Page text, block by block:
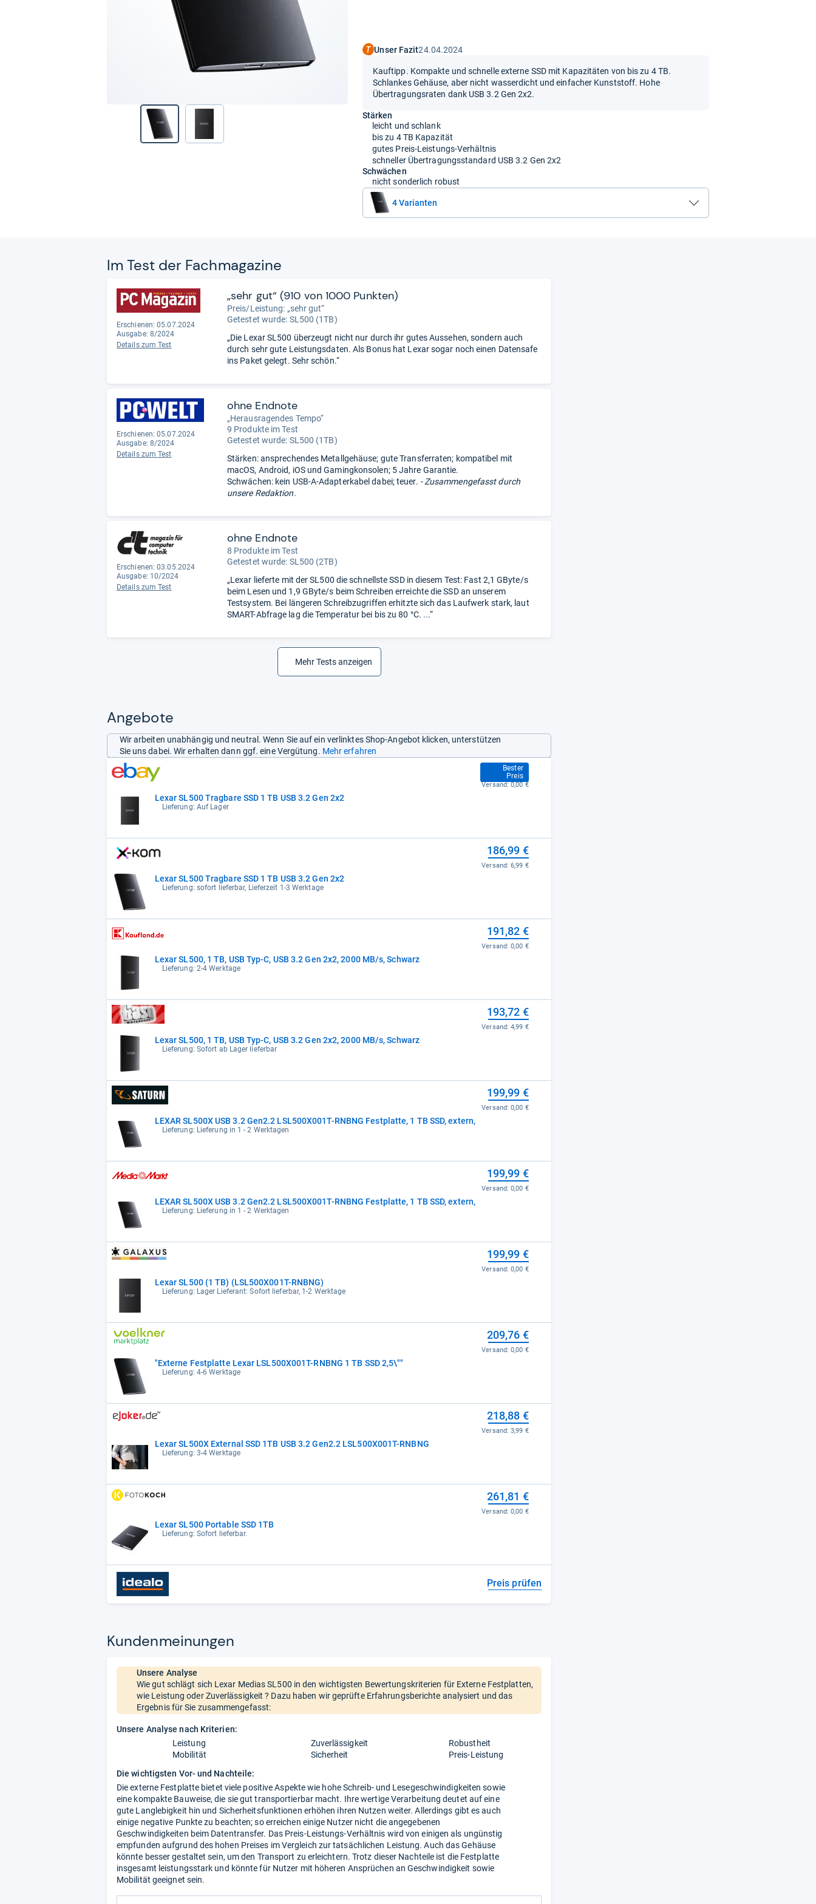
Unser Fazit24.04.2024
Kauftipp. Kompakte und schnelle externe SSD mit Kapazitäten von bis zu 4 TB.
Schlankes Gehäuse, aber nicht wasserdicht und einfacher Kunststoff. Hohe
Übertragungsraten dank USB 3.2 Gen 2x2.
Stärken
leicht und schlank
bis zu 4 TB Kapazität
gutes Preis-Leistungs-Verhältnis
schneller Übertragungsstandard USB 3.2 Gen 2x2
Schwächen
nicht sonderlich robust
4 Varianten
Im Test der Fach­ma­ga­zine
Erschienen: 05.07.2024
Ausgabe: 8/2024
Details zum Test
„sehr gut“ (910 von 1000 Punkten)
Preis/Leistung: „sehr gut“
Getestet wurde: SL500 (1TB)
„Die Lexar SL500 überzeugt nicht nur durch ihr gutes Aussehen, sondern auch
durch sehr gute Leistungsdaten. Als Bonus hat Lexar sogar noch einen Datensafe
ins Paket gelegt. Sehr schön.“
Erschienen: 05.07.2024
Ausgabe: 8/2024
Details zum Test
ohne Endnote
„Herausragendes Tempo“
9 Produkte im Test
Getestet wurde: SL500 (1TB)
Stärken: ansprechendes Metallgehäuse; gute Transferraten; kompatibel mit
macOS, Android, iOS und Gamingkonsolen; 5 Jahre Garantie.
Schwächen: kein USB-A-Adapterkabel dabei; teuer. - Zusammengefasst durch
unsere Redaktion.
Erschienen: 03.05.2024
Ausgabe: 10/2024
Details zum Test
ohne Endnote
8 Produkte im Test
Getestet wurde: SL500 (2TB)
„Lexar lieferte mit der SL500 die schnellste SSD in diesem Test: Fast 2,1 GByte/s
beim Lesen und 1,9 GByte/s beim Schreiben erreichte die SSD an unserem
Testsystem. Bei längeren Schreibzugriffen erhitzte sich das Laufwerk stark, laut
SMART-Abfrage lag die Temperatur bei bis zu 80 °C. ...“
Mehr Tests anzeigen
Angebote
Wir arbeiten unabhängig und neutral. Wenn Sie auf ein verlinktes Shop-Angebot klicken, unterstützen
Sie uns dabei. Wir erhalten dann ggf. eine Vergütung. Mehr erfahren
Lexar SL500 Tragbare SSD 1 TB USB 3.2 Gen 2x2
Lieferung: Auf Lager
Bester
Preis
162,99 €
Versand:0,00 €
Lexar SL500 Tragbare SSD 1 TB USB 3.2 Gen 2x2
Lieferung: sofort lieferbar, Lieferzeit 1-3 Werktage
186,99 €
Versand:6,99 €
Lexar SL500, 1 TB, USB Typ-C, USB 3.2 Gen 2x2, 2000 MB/s, Schwarz
Lieferung: 2-4 Werktage
191,82 €
Versand:0,00 €
Lexar SL500, 1 TB, USB Typ-C, USB 3.2 Gen 2x2, 2000 MB/s, Schwarz
Lieferung: Sofort ab Lager lieferbar
193,72 €
Versand:4,99 €
LEXAR SL500X USB 3.2 Gen2.2 LSL500X001T-RNBNG Festplatte, 1 TB SSD, extern,
Lieferung: Lieferung in 1 - 2 Werktagen
199,99 €
Versand:0,00 €
LEXAR SL500X USB 3.2 Gen2.2 LSL500X001T-RNBNG Festplatte, 1 TB SSD, extern,
Lieferung: Lieferung in 1 - 2 Werktagen
199,99 €
Versand:0,00 €
Lexar SL500 (1 TB) (LSL500X001T-RNBNG)
Lieferung: Lager Lieferant: Sofort lieferbar, 1-2 Werktage
199,99 €
Versand:0,00 €
"Externe Festplatte Lexar LSL500X001T-RNBNG 1 TB SSD 2,5\""
Lieferung: 4-6 Werktage
209,76 €
Versand:0,00 €
Lexar SL500X External SSD 1TB USB 3.2 Gen2.2 LSL500X001T-RNBNG
Lieferung: 3-4 Werktage
218,88 €
Versand:3,99 €
Lexar SL500 Portable SSD 1TB
Lieferung: Sofort lieferbar.
261,81 €
Versand:0,00 €
Preis prüfen
Kun­den­mei­nun­gen
Unsere Analyse
Wie gut schlägt sich Lexar Medias SL500 in den wichtigsten Bewertungskriterien für Externe Festplatten,
wie Leistung oder Zuverlässigkeit ? Dazu haben wir geprüfte Erfahrungsberichte analysiert und das
Ergebnis für Sie zusammengefasst:
Unsere Analyse nach Kriterien:
Leistung
Zuverlässigkeit
Robustheit
Mobilität
Sicherheit
Preis-Leistung
Die wichtigsten Vor- und Nachteile:
Die externe Festplatte bietet viele positive Aspekte wie hohe Schreib- und Lesegeschwindigkeiten sowie
eine kompakte Bauweise, die sie gut transportierbar macht. Ihre wertige Verarbeitung deutet auf eine
gute Langlebigkeit hin und Sicherheitsfunktionen erhöhen ihren Nutzen weiter. Allerdings gibt es auch
einige negative Punkte zu beachten; so erreichen einige Nutzer nicht die angegebenen
Geschwindigkeiten beim Datentransfer. Das Preis-Leistungs-Verhältnis wird von einigen als ungünstig
empfunden aufgrund des hohen Preises im Vergleich zur tatsächlichen Leistung. Auch das Gehäuse
könnte besser gestaltet sein, um den Transport zu erleichtern. Trotz dieser Nachteile ist die Festplatte
insgesamt leistungsstark und könnte für Nutzer mit höheren Ansprüchen an Geschwindigkeit sowie
Mobilität geeignet sein.